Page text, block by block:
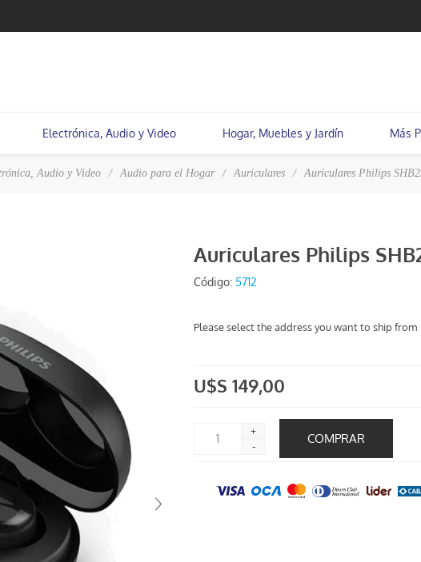
Electrónica, Audio y Video Hogar, Muebles y Jardín Más
Audio y Video / Audio para el Hogar / Auriculares / Auriculares Philips
Auriculares Philips
Código: 5712
Please select the address you want to ship from
U$S 149,00
+
-